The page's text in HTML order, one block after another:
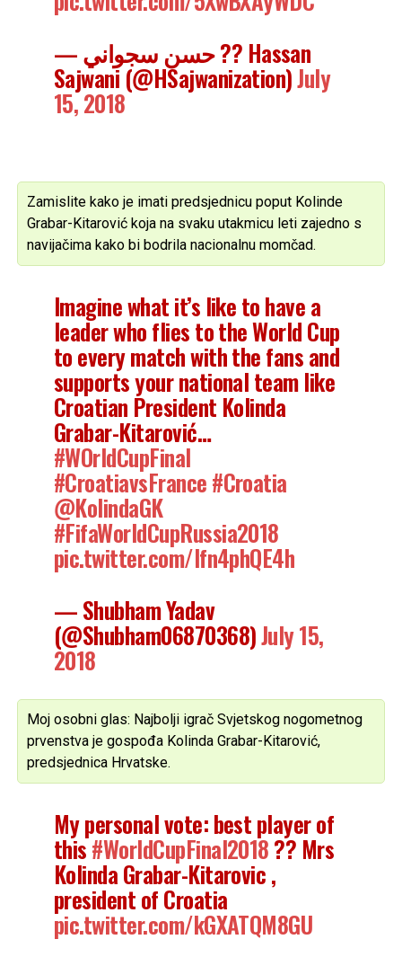
— حسن سجواني ?? Hassan
Sajwani (@HSajwanization)July
15, 2018
Zamislite kako je imati predsjednicu poput Kolinde
Grabar-Kitarović koja na svaku utakmicu leti zajedno s
navijačima kako bi bodrila nacionalnu momčad.
Imagine what it’s like to have a
leader who flies to the World Cup
to every match with the fans and
supports your national team like
Croatian President Kolinda
Grabar-Kitarović…
#WOrldCupFinal
#CroatiavsFrance#Croatia
@KolindaGK
#FifaWorldCupRussia2018
pic.twitter.com/Ifn4phQE4h
— Shubham Yadav
(@Shubham06870368)July 15,
2018
Moj osobni glas: Najbolji igrač Svjetskog nogometnog
prvenstva je gospođa Kolinda Grabar-Kitarović,
predsjednica Hrvatske.
My personal vote: best player of
this#WorldCupFinal2018?? Mrs
Kolinda Grabar-Kitarovic ,
president of Croatia
pic.twitter.com/kGXATQM8GU